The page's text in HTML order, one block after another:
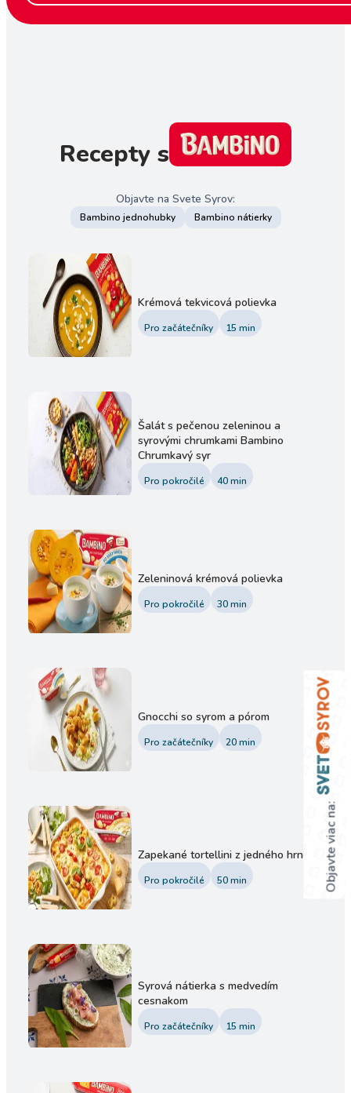
Objavte viac na:
Recepty s
Objavte na Svete Syrov:
Bambino jednohubky Bambino nátierky
Krémová tekvicová polievka
Pro začátečníky 15 min
Šalát s pečenou zeleninou a
syrovými chrumkami Bambino
Chrumkavý syr
Pro pokročilé 40min
Zeleninová krémová polievka
Pro pokročilé 30min
Gnocchi so syrom a pórom
Pro začátečníky 20min
Zapekané tortellini z jedného hrnca
Pro pokročilé 50min
Syrová nátierka s medvedím
cesnakom
Pro začátečníky 15 min